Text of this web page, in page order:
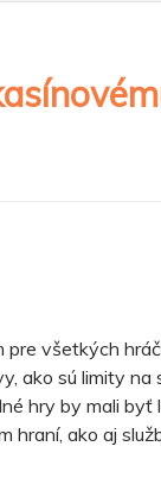
všetkých
ako sú limity na
hry by mali byť
hraní, ako aj